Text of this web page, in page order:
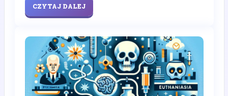
CZYTAJ DALEJ